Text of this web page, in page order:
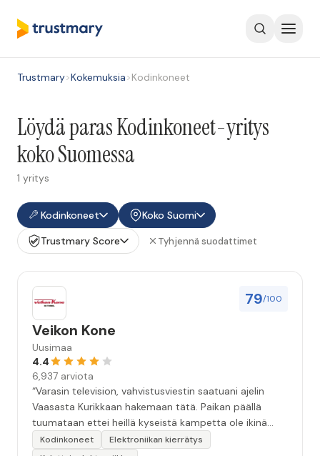
Trustmary>Kokemuksia>Kodinkoneet
Löydä paras Kodinkoneet-yritys
koko Suomessa
1 yritys
Kodinkoneet
Koko Suomi
Trustmary Score
Tyhjennä suodattimet
79/100
Veikon Kone
Uusimaa
4.4
6,937 arviota
“Varasin television, vahvistusviestin saatuani ajelin
Vaasasta Kurikkaan hakemaan tätä. Paikan päällä
tuumataan ettei heillä kyseistä kampetta ole ikinä
ollutkaan, joten poistuin sitten tyhjin käsin. Pyysin
Kodinkoneet
Elektroniikan kierrätys